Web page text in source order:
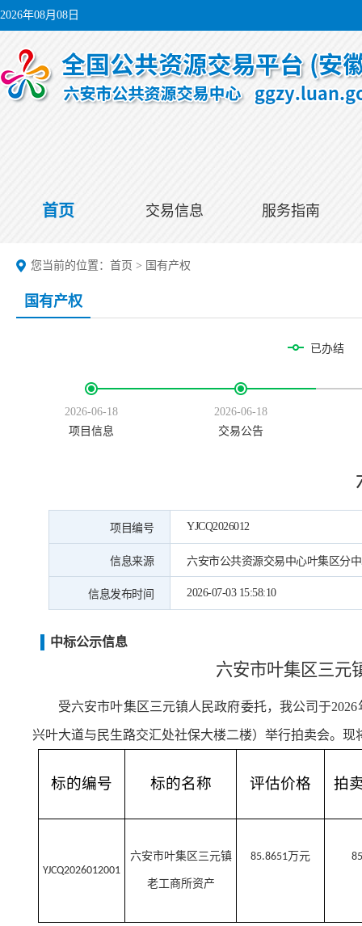
2026年08月08日
首页 交易信息 服务指南
您当前的位置： 首页 > 国有产权
国有产权
已办结
2026-06-18
项目信息
2026-06-18
交易公告
项目编号 YJCQ2026012
信息来源 六安市公共资源交易中心叶集区分
信息发布时间 2026-07-03 15:58:10
中标公示信息
六安市叶集区三元
受六安市叶集区三元镇人民政府委托，我公司于
兴叶大道与民生路交汇处社保大楼二楼）举行拍卖会。现
标的编号 标的名称 评估价格 拍
YJCQ2026012001
六安市叶集区三元镇
老工商所资产
85.8651万元